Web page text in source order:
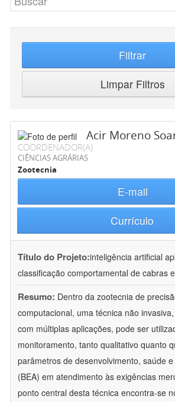
Filtrar
Limpar Filtros
Acir Moreno
COORDENADOR(A)
CIÊNCIAS AGRÁRIAS
Zootecnia
E-mail
Currículo
Título do Projeto:inteligência artificial
classificação comportamental de cabras
Resumo: Dentro da zootecnia de
computacional, uma técnica não
com múltiplas aplicações, pode ser
monitoramento, tanto qualitativo quanto
parâmetros de desenvolvimento, saúde
(BEA) em atendimento às exigências
ponto central desta técnica encontra-se